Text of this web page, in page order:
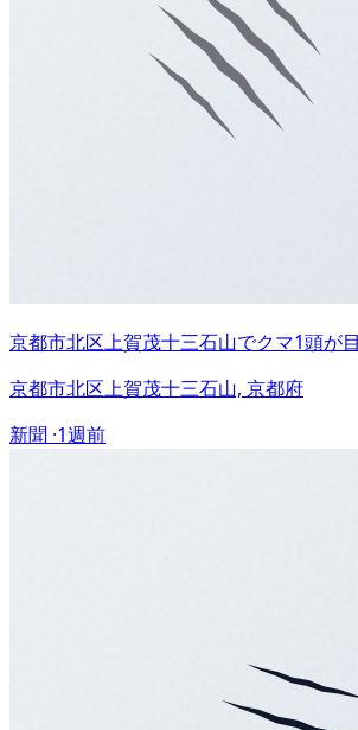
京都市北区上賀茂十三石山でクマ1頭が目
京都市北区上賀茂十三石山, 京都府
新聞 ·1週前